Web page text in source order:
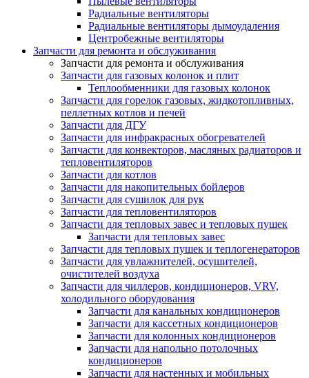
Радиальные вентиляторы
Радиальные вентиляторы дымоудаления
Центробежные вентиляторы
Запчасти для ремонта и обслуживания
Запчасти для ремонта и обслуживания
Запчасти для газовых колонок и плит
Теплообменники для газовых колонок
Запчасти для горелок газовых, жидкотопливных,
пеллетных котлов и печей
Запчасти для ДГУ
Запчасти для инфракрасных обогревателей
Запчасти для конвекторов, масляных радиаторов и
тепловентиляторов
Запчасти для котлов
Запчасти для накопительных бойлеров
Запчасти для сушилок для рук
Запчасти для тепловентиляторов
Запчасти для тепловых завес и тепловых пушек
Запчасти для тепловых завес
Запчасти для тепловых пушек и теплогенераторов
Запчасти для увлажнителей, осушителей,
очистителей воздуха
Запчасти для чиллеров, кондиционеров, VRV,
холодильного оборудования
Запчасти для канальных кондиционеров
Запчасти для кассетных кондиционеров
Запчасти для колонных кондиционеров
Запчасти для напольно потолочных
кондиционеров
Запчасти для настенных и мобильных